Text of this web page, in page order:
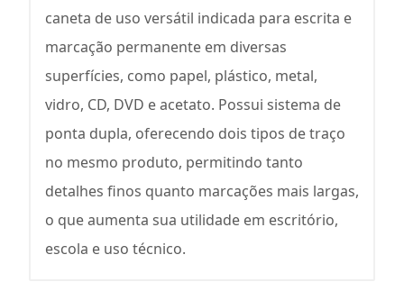
caneta de uso versátil indicada para escrita e
marcação permanente em diversas
superfícies, como papel, plástico, metal,
vidro, CD, DVD e acetato. Possui sistema de
ponta dupla, oferecendo dois tipos de traço
no mesmo produto, permitindo tanto
detalhes finos quanto marcações mais largas,
o que aumenta sua utilidade em escritório,
escola e uso técnico.